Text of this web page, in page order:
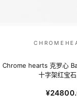
Chrome hearts 克罗心
十字架红宝